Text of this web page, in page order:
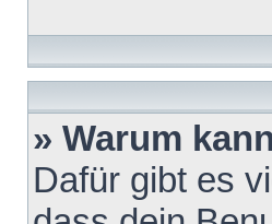
» Warum
Dafür gibt es